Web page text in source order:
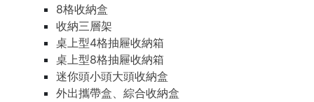
8格收納盒
收納三層架
桌上型4格抽屜收納箱
桌上型8格抽屜收納箱
迷你頭小頭大頭收納盒
外出攜帶盒、綜合收納盒